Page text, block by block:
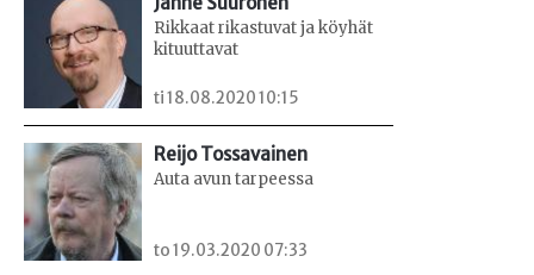
Rikkaat rikastuvat ja köyhät
kituuttavat
ti 18.08.2020 10:15
Reijo Tossavainen
Auta avun tarpeessa
to 19.03.2020 07:33